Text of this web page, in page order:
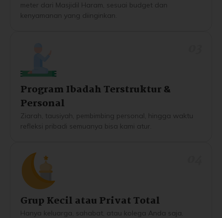
meter dari Masjidil Haram, sesuai budget dan
kenyamanan yang diinginkan.
Program Ibadah Terstruktur &
Personal
Ziarah, tausiyah, pembimbing personal, hingga waktu
refleksi pribadi semuanya bisa kami atur.
Grup Kecil atau Privat Total
Hanya keluarga, sahabat, atau kolega Anda saja.